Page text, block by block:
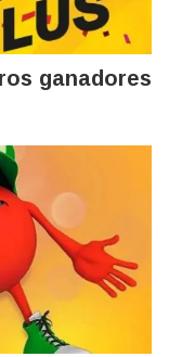
ganadores